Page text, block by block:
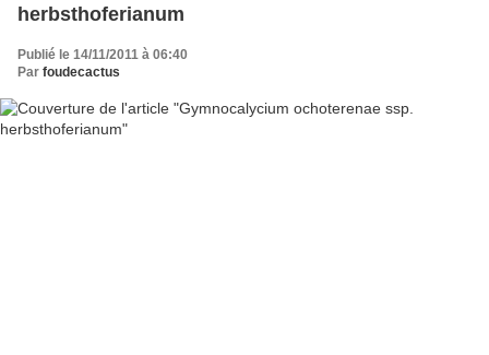
herbsthoferianum
Publié le 14/11/2011 à 06:40
Par foudecactus